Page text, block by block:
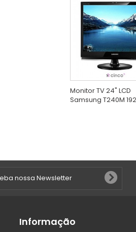
Monitor TV 24" LCD
Samsung T240M
Informação